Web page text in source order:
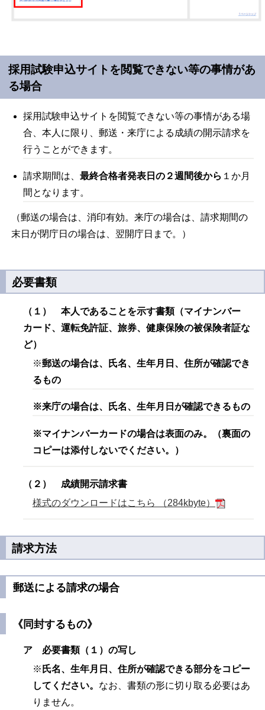
採用試験申込サイトを閲覧できない等の事情があ
る場合
採用試験申込サイトを閲覧できない等の事情がある場
合、本人に限り、郵送・来庁による成績の開示請求を
行うことができます。
請求期間は、最終合格者発表日の２週間後から １か月
間となります。
（郵送の場合は、消印有効。来庁の場合は、請求期間の
末日が閉庁日の場合は、翌開庁日まで。）
必要書類
（１） 本人であることを示す書類（マイナンバー
カード、運転免許証、旅券、健康保険の被保険者証な
ど）
※郵送の場合は、氏名、生年月日、住所が確認でき
るもの
※来庁の場合は、氏名、生年月日が確認できるもの
※マイナンバーカードの場合は表面のみ。（裏面の
コピーは添付しないでください。）
（２） 成績開示請求書
様式のダウンロードはこちら （284kbyte）
請求方法
郵送による請求の場合
《同封するもの》
ア 必要書類（１）の写し
※ 氏名、生年月日、住所が確認できる部分をコピー
してください。 なお、書類の形に切り取る必要はあ
りません。